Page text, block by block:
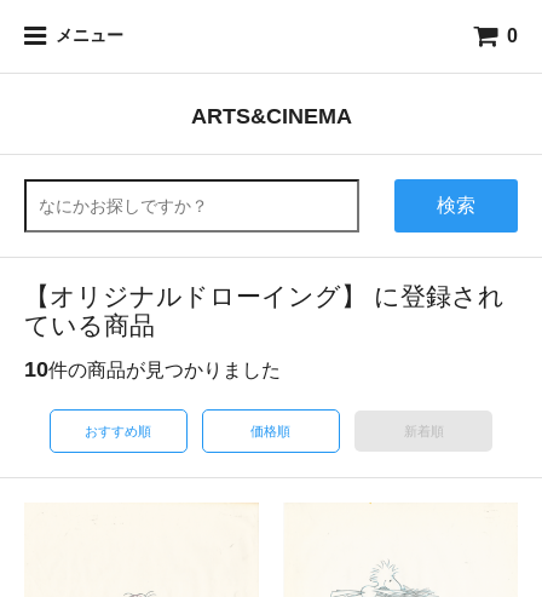
メニュー 0
ARTS&CINEMA
検索
【オリジナルドローイング】 に登録され
ている商品
10件の商品が見つかりました
おすすめ順 価格順 新着順